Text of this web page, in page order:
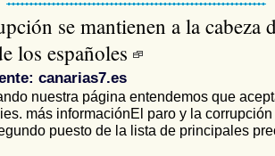
se mantienen a la cabeza
los españoles
canarias7.es
nuestra página entendemos que
más informaciónEl paro y la
puesto de la lista de principales